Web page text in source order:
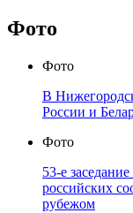
Фото
Фото
В
России и
Фото
53-е
российских
рубежом